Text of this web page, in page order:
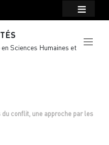
Sciences Humaines et
conflit, une approche par les